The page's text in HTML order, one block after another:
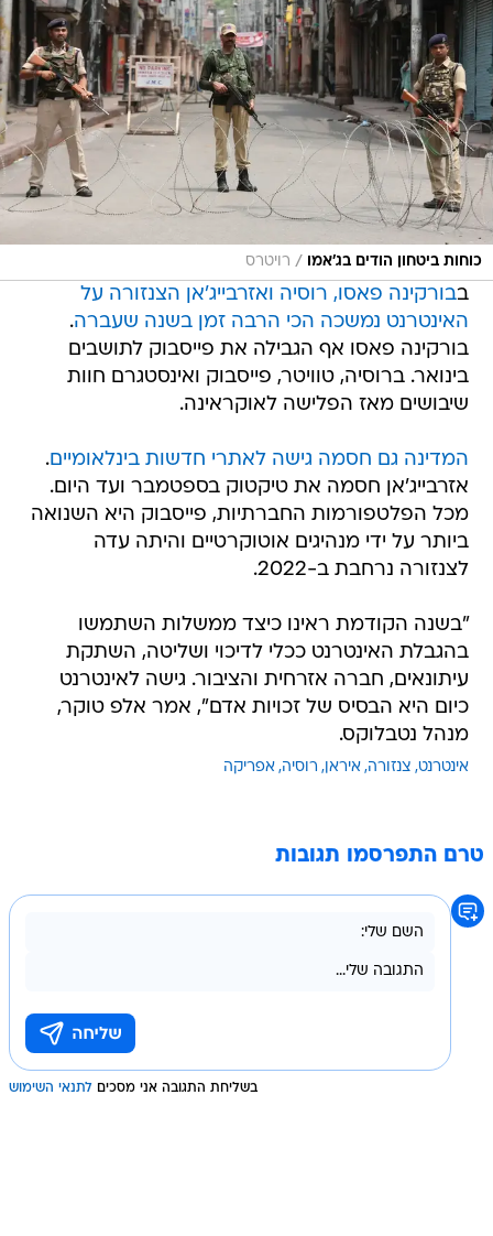
כוחות ביטחון הודים בג'אמו / רויטרס
בבורקינה פאסו, רוסיה ואזרבייג'אן הצנזורה על
האינטרנט נמשכה הכי הרבה זמן בשנה שעברה.
בורקינה פאסו אף הגבילה את פייסבוק לתושבים
בינואר. ברוסיה, טוויטר, פייסבוק ואינסטגרם חוות
שיבושים מאז הפלישה לאוקראינה.
המדינה גם חסמה גישה לאתרי חדשות בינלאומיים.
אזרבייג'אן חסמה את טיקטוק בספטמבר ועד היום.
מכל הפלטפורמות החברתיות, פייסבוק היא השנואה
ביותר על ידי מנהיגים אוטוקרטיים והיתה עדה
לצנזורה נרחבת ב-2022.
"בשנה הקודמת ראינו כיצד ממשלות השתמשו
בהגבלת האינטרנט ככלי לדיכוי ושליטה, השתקת
עיתונאים, חברה אזרחית והציבור. גישה לאינטרנט
כיום היא הבסיס של זכויות אדם", אמר אלפ טוקר,
מנהל נטבלוקס.
אינטרנט צנזורה איראן רוסיה אפריקה
טרם התפרסמו תגובות
בשליחת התגובה אני מסכים לתנאי השימוש